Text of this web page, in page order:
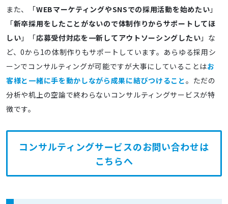
また、「WEBマーケティングやSNSでの採用活動を始めたい 」
「新卒採用をしたことがないので体制作りからサポートしてほ
しい 」「応募受付対応を一新してアウトソーシングしたい 」な
ど、0から1の体制作りもサポートしています。あらゆる採用シ
ーンでコンサルティングが可能ですが大事にしていることはお
客様と一緒に手を動かしながら成果に結びつけること。ただの
分析や机上の空論で終わらないコンサルティングサービスが特
徴です。
コンサルティングサービスのお問い合わせは
こちらへ